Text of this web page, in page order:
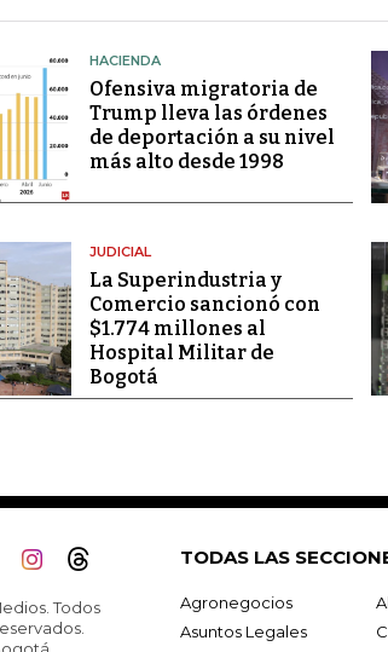
HACIENDA
Ofensiva migratoria de
Trump lleva las órdenes
de deportación a su nivel
más alto desde 1998
JUDICIAL
La Superindustria y
Comercio sancionó con
$1.774 millones al
Hospital Militar de
Bogotá
Todos
TODAS LAS
Agronegocios
Asuntos Legales